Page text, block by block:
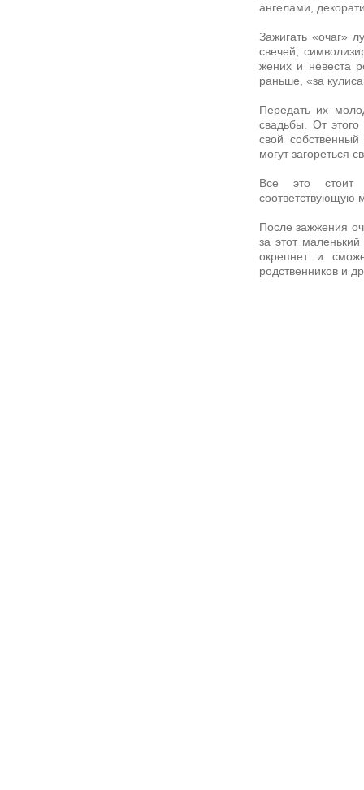
ангелами,
Зажигать «очаг»
свечей,
жених и невеста
раньше, «за
Передать их
свадьбы. От
свой
могут загореться
Все это стоит
соответствующую
После зажжения
за этот
окрепнет и
родственников и